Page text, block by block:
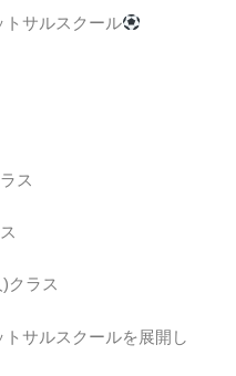
トサルスクール
ス
クラス
サルスクールを展開し